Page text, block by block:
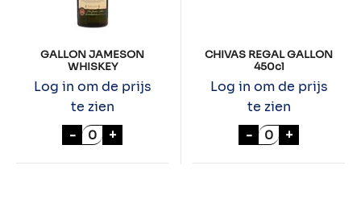
GALLON JAMESON
WHISKEY
Log in om de prijs
te zien
- GALLON JAMESON WHISKEY aantal
+
CHIVAS REGAL GALLON
450cl
Log in om de prijs
te zien
- CHIVAS
+